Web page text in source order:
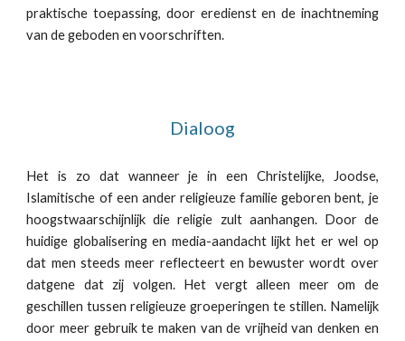
praktische toepassing, door eredienst en de inachtneming
van de geboden en voorschriften.
Dialoog
Het is zo dat wanneer je in een Christelijke, Joodse,
Islamitische of een ander religieuze familie geboren bent, je
hoogstwaarschijnlijk die religie zult aanhangen. Door de
huidige globalisering en media-aandacht lijkt het er wel op
dat men steeds meer reflecteert en bewuster wordt over
datgene dat zij volgen. Het vergt alleen meer om de
geschillen tussen religieuze groeperingen te stillen. Namelijk
door meer gebruik te maken van de vrijheid van denken en